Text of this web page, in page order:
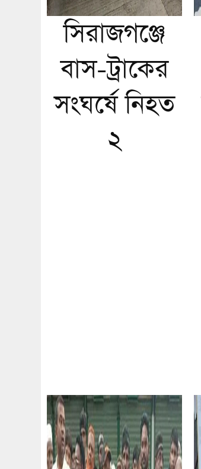
সিরাজগঞ্জে
বাস-ট্রাকের
সংঘর্ষে নিহত
২